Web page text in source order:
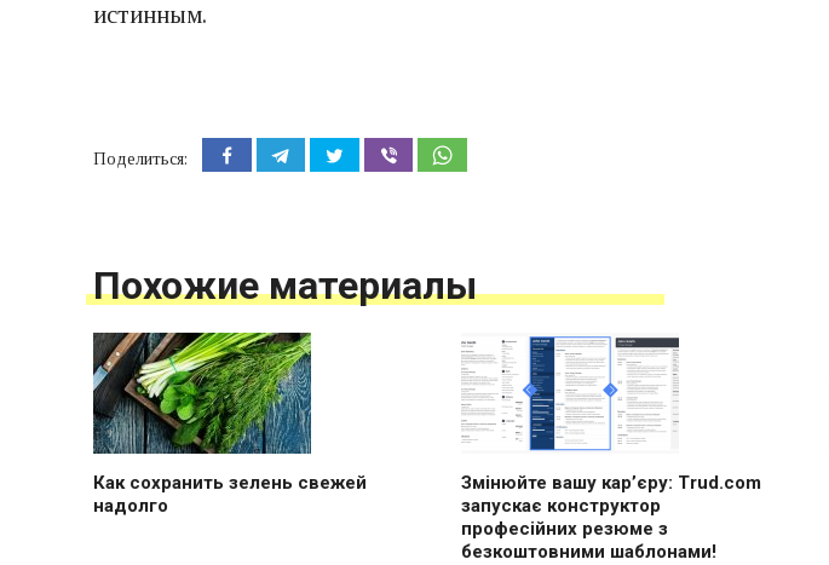
истинным.
Поделиться:
Похожие материалы
Как сохранить зелень свежей
надолго
Змінюйте вашу кар’єру: Trud.com
запускає конструктор
професійних резюме з
безкоштовними шаблонами!